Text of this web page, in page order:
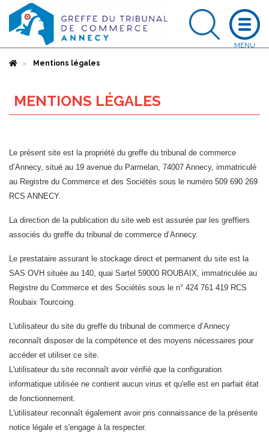
AccueilMentions légales
MENTIONS LÉGALES
Le présent site est la propriété du greffe du tribunal de commerce
d’Annecy, situé au 19 avenue du Parmelan, 74007 Annecy, immatriculé
au Registre du Commerce et des Sociétés sous le numéro 509 690 269
RCS ANNECY.
La direction de la publication du site web est assurée par les greffiers
associés du greffe du tribunal de commerce d’Annecy.
Le prestataire assurant le stockage direct et permanent du site est la
SAS OVH située au 140, quai Sartel 59000 ROUBAIX, immatriculée au
Registre du Commerce et des Sociétés sous le n° 424 761 419 RCS
Roubaix Tourcoing.
L'utilisateur du site du greffe du tribunal de commerce d’Annecy
reconnaît disposer de la compétence et des moyens nécessaires pour
accéder et utiliser ce site.
L'utilisateur du site reconnaît avoir vérifié que la configuration
informatique utilisée ne contient aucun virus et qu'elle est en parfait état
de fonctionnement.
L'utilisateur reconnaît également avoir pris connaissance de la présente
notice légale et s'engage à la respecter.